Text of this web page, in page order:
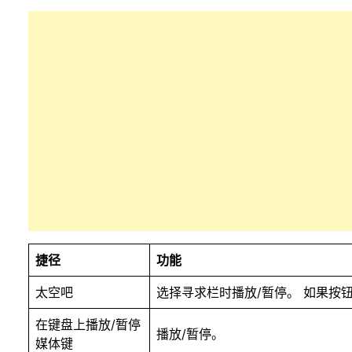
捷径 功能
太空吧 选择寻求栏时播放/暂停。 如果按
在键盘上播放/暂停
媒体键
播放/暂停。